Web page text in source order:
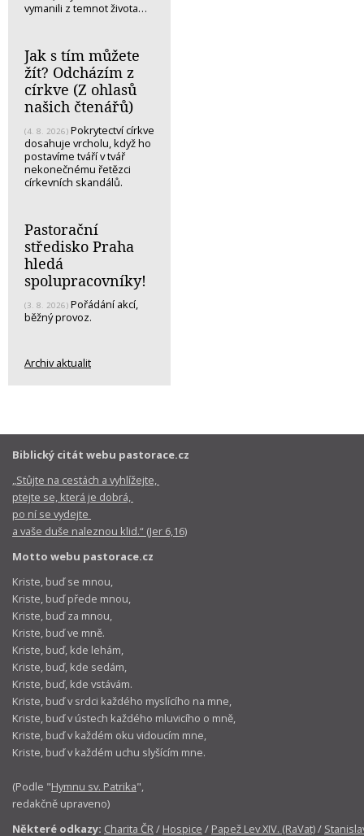
vymanili z temnot života…
Jak s tím můžete
žít? Odcházím z
církve (Z ohlasů
našich čtenářů)
(4. 8. 2026) Pokrytectví církve
dosahuje vrcholu, když ho
postavíme tváří v tvář
nekonečnému řetězci
církevních skandálů.
Pastorační
středisko Praha
hledá
spolupracovníky!
(3. 8. 2026) Pořádání akcí,
běžný provoz.
Archiv aktualit
Biblický citát webu pastorace.cz
„Stůjte na cestách a vyhlížejte,
ptejte se, která je dobrá,
po ní se vydejte
a vaše duše naleznou klid.“ (Jer 6,16)
Motto webu pastorace.cz
Kriste, buď se mnou,
Kriste, buď přede mnou,
Kriste, buď za mnou,
Kriste, buď ve mně.
Kriste, buď, kde lehám,
Kriste, buď, kde sedám,
Kriste, buď, kde vstávám.
Kriste, buď v srdci každého myslícího na mne,
Kriste, buď v ústech každého mluvicího o mně,
Kriste, buď v každém oku vidoucím mne,
Kriste, buď v každém uchu slyšícím mne.
(Podle "Hymnu sv. Patrika",
redakčně upraveno)
Některé odkazy: Charita ČR/ Hospice / Papež Lev XIV. (RaVat)/